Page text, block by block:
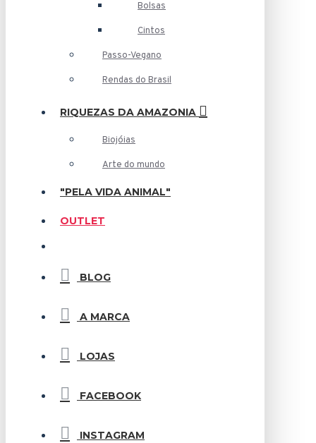
Bolsas
Cintos
Passo-Vegano
Rendas do Brasil
RIQUEZAS DA AMAZONIA
Biojóias
Arte do mundo
"PELA VIDA ANIMAL"
OUTLET
BLOG
A MARCA
LOJAS
FACEBOOK
INSTAGRAM